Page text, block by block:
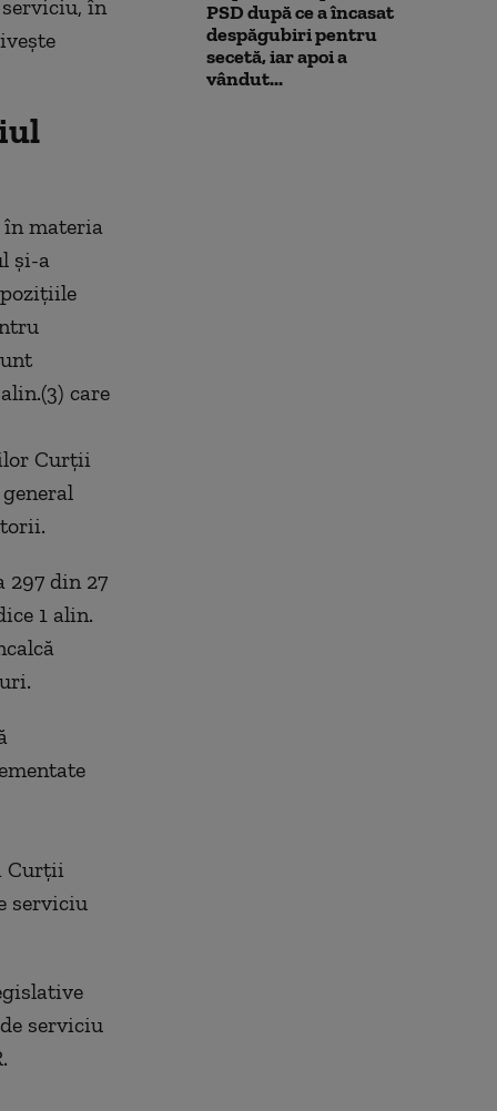
în
în materia
şi-a
care
Curţii
297 din 27
1 alin.
Curţii
serviciu
serviciu
PSD după ce a încasat
despăgubiri pentru
secetă, iar apoi a
vândut...